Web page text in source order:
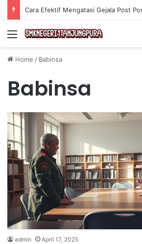
Menu
Home / Babinsa
Babinsa
admin April 17, 2025